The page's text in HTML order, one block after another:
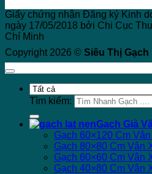
Giấy chứng nhận Đăng ký Kinh
ngày 17/05/2018 bởi Chi Cục
Chí Minh
Copyright 2026 © Siêu Thị Gạch
Tìm kiếm:
Gạch Giả
Gạch 60×120 Cm
Gạch 80×80 Cm Vân
Gạch 60×60 Cm Vân
Gạch 40×80 Cm Vân